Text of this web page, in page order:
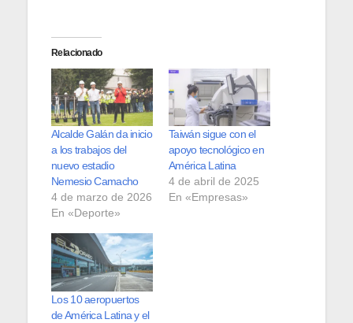
Relacionado
Alcalde Galán da inicio
a los trabajos del
nuevo estadio
Nemesio Camacho
4 de marzo de 2026
En «Deporte»
Taiwán sigue con el
apoyo tecnológico en
América Latina
4 de abril de 2025
En «Empresas»
Los 10 aeropuertos
de América Latina y el